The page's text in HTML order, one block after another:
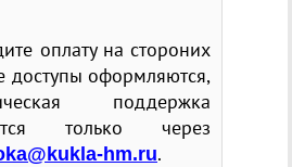
оплату на стороних
доступы оформляются,
поддержка
только через
hm.ru.